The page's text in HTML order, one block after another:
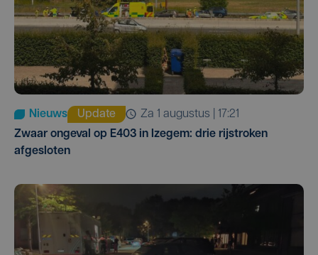
Nieuws Update
za 1 augustus | 17:21
Zwaar ongeval op E403 in Izegem: drie rijstroken
afgesloten